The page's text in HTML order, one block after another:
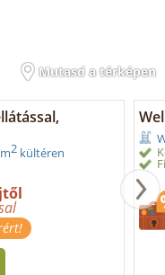
Mutasd a térképen
2 kültéren